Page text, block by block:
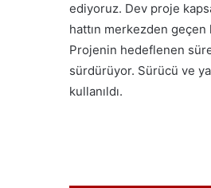
ediyoruz. Dev proje
hattın merkezden geçen
Projenin hedeflenen
sürdürüyor. Sürücü ve
kullanıldı.